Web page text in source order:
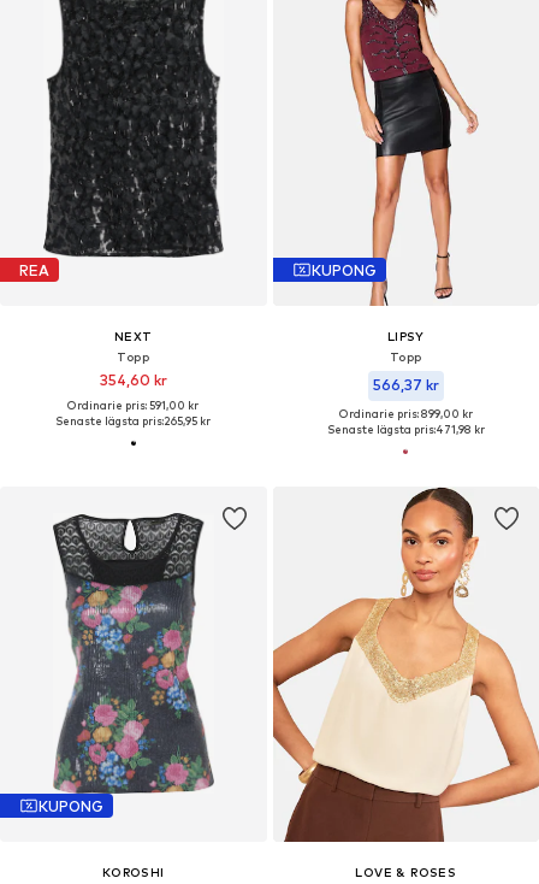
REA
NEXT
Topp
354,60 kr
Ordinarie pris: 591,00 kr
Senaste lägsta pris:265,95 kr
KUPONG
LIPSY
Topp
566,37 kr
Ordinarie pris: 899,00 kr
Senaste lägsta pris:471,98 kr
KUPONG
KOROSHI
LOVE & ROSES